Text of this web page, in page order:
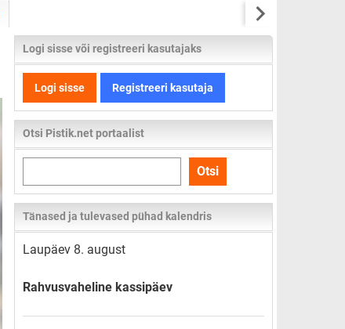
Logi sisse või registreeri kasutajaks
Logi sisse Registreeri kasutaja
Otsi Pistik.net portaalist
kogu
lehelt
Otsi
Tänased ja tulevased pühad kalendris
Laupäev 8. august
Rahvusvaheline kassipäev